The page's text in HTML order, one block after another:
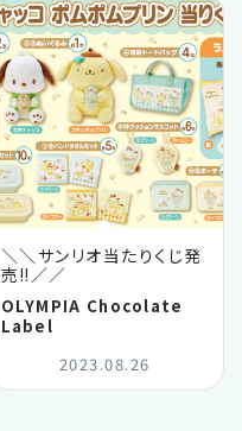
＼＼サンリオ当たりくじ発
売‼️／／
OLYMPIA Chocolate
Label
2023.08.26